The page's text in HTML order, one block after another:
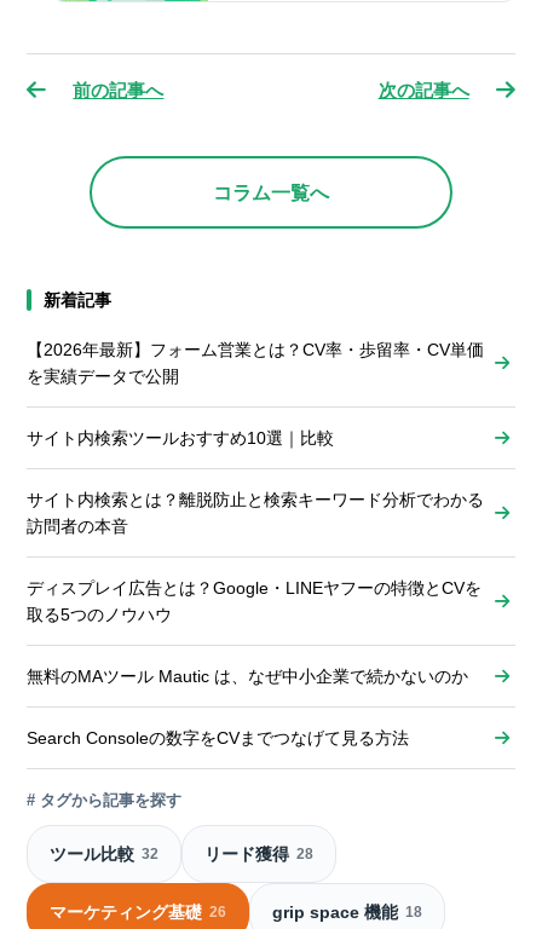
前の記事へ 次の記事へ
コラム一覧へ
新着記事
【2026年最新】フォーム営業とは？CV率・歩留率・CV単価
を実績データで公開
サイト内検索ツールおすすめ10選｜比較
サイト内検索とは？離脱防止と検索キーワード分析でわかる
訪問者の本音
ディスプレイ広告とは？Google・LINEヤフーの特徴とCVを
取る5つのノウハウ
無料のMAツール Mautic は、なぜ中小企業で続かないのか
Search Consoleの数字をCVまでつなげて見る方法
# タグから記事を探す
ツール比較 32 リード獲得 28
マーケティング基礎 26 grip space 機能 18